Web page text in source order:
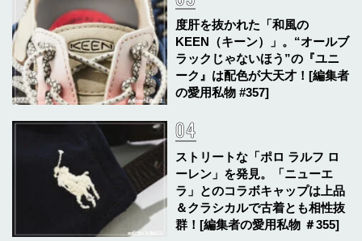
度肝を抜かれた「和風の
KEEN（キーン）」。“オールブ
ラックじゃないほう”の『ユニ
ーク』は配色が大天才！[編集者
の愛用私物 #357]
ストリートな「ポロ ラルフ ロ
ーレン」を発見。「ニューエ
ラ」とのコラボキャップは上品
＆クラシカルで古着とも相性抜
群！[編集者の愛用私物 ＃355]